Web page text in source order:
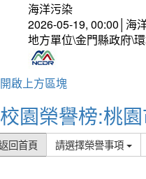
海洋污染
2026-05-19, 00:00│海
地方單位\金門縣政府\
開啟上方區塊
校園榮譽榜:桃
回首頁 請選擇榮譽事項